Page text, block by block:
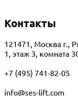
Контакты
121471, Москва г.,
1, этаж 3, комната
+7 (495) 741-82-05
info@ses-lift.com